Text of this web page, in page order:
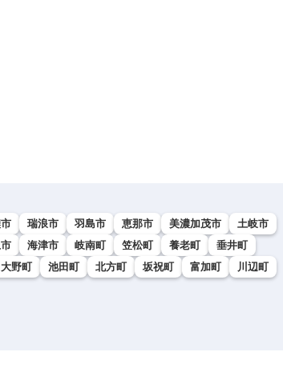
瑞浪市 羽島市 恵那市 美濃加茂市
土岐市
海津市 岐南町 笠松町 養老町
垂井町
大野町 池田町 北方町 坂祝町 富加町
川辺町